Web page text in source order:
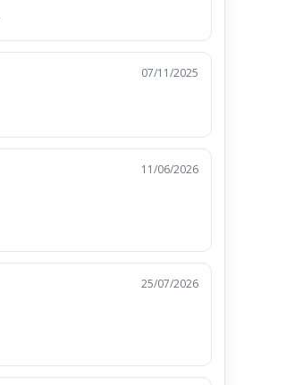
07/11/2025
11/06/2026
25/07/2026